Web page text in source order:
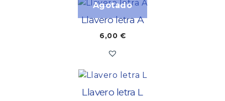
Llavero letra A
6,00 €
Llavero letra L